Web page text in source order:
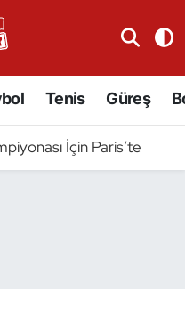
Tenis Güreş
İçin Paris’te